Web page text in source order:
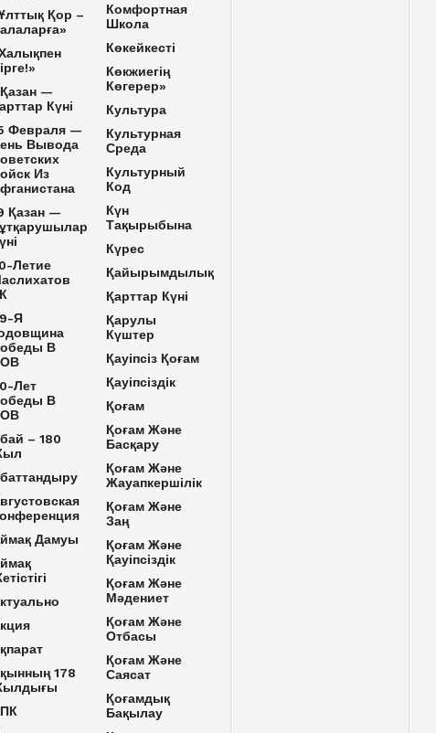
Қор –
Қазан —
Күні
Февраля —
Вывода
Из
Қазан —
Летие
Я
В
Лет
В
– 180
Дамуы
178
Комфортная
Школа
Көкейкесті
Көкжиегің
Көгерер»
Культура
Культурная
Среда
Культурный
Код
Күн
Тақырыбына
Күрес
Қайырымдылық
Қарттар Күні
Қарулы
Күштер
Қауіпсіз Қоғам
Қауіпсіздік
Қоғам
Қоғам Және
Басқару
Қоғам Және
Жауапкершілік
Қоғам Және
Заң
Қоғам Және
Қауіпсіздік
Қоғам Және
Мәдениет
Қоғам Және
Отбасы
Қоғам Және
Саясат
Қоғамдық
Бақылау